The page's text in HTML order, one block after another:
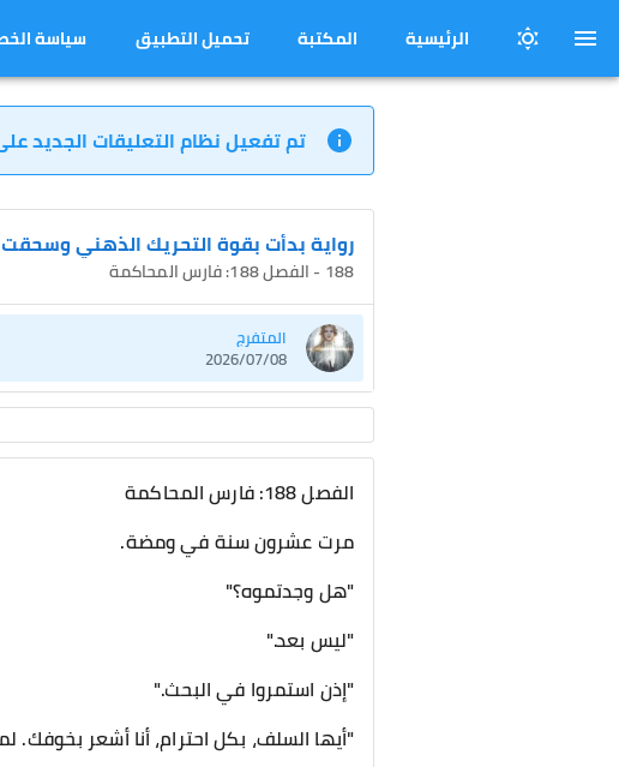
الرئيسية المكتبة تحميل التطبيق سياسة
تم تفعيل نظام التعليقات الجديد
رواية بدأت بقوة التحريك الذهني
188 - الفصل 188: فارس المحاكمة
المتفرج
2026/07/08
الفصل 188: فارس المحاكمة
مرت عشرون سنة في ومضة.
"هل وجدتموه؟"
"ليس بعد."
"إذن استمروا في البحث."
"أيها السلف، بكل احترام، أنا أشعر